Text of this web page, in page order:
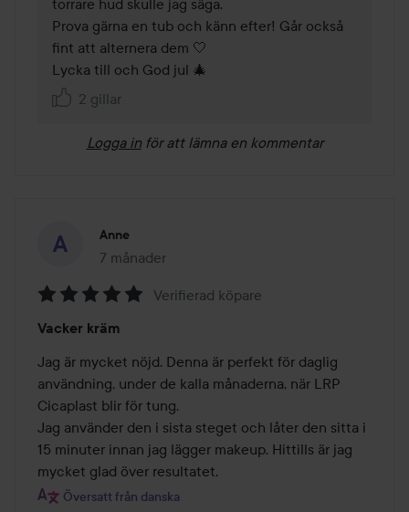
Prova gärna en tub och känn efter! Går också
fint att alternera dem 🤍
Lycka till och God jul 🎄
2 gillar
Logga in för att lämna en kommentar
Anne
7 månader
Inlägget skapades 7 månader
5
av
5
Verifierad köpare
Vacker kräm
Jag är mycket nöjd. Denna är perfekt för daglig
användning, under de kalla månaderna, när LRP
Cicaplast blir för tung.
Jag använder den i sista steget och låter den sitta i
15 minuter innan jag lägger makeup. Hittills är jag
mycket glad över resultatet.
Översatt från danska